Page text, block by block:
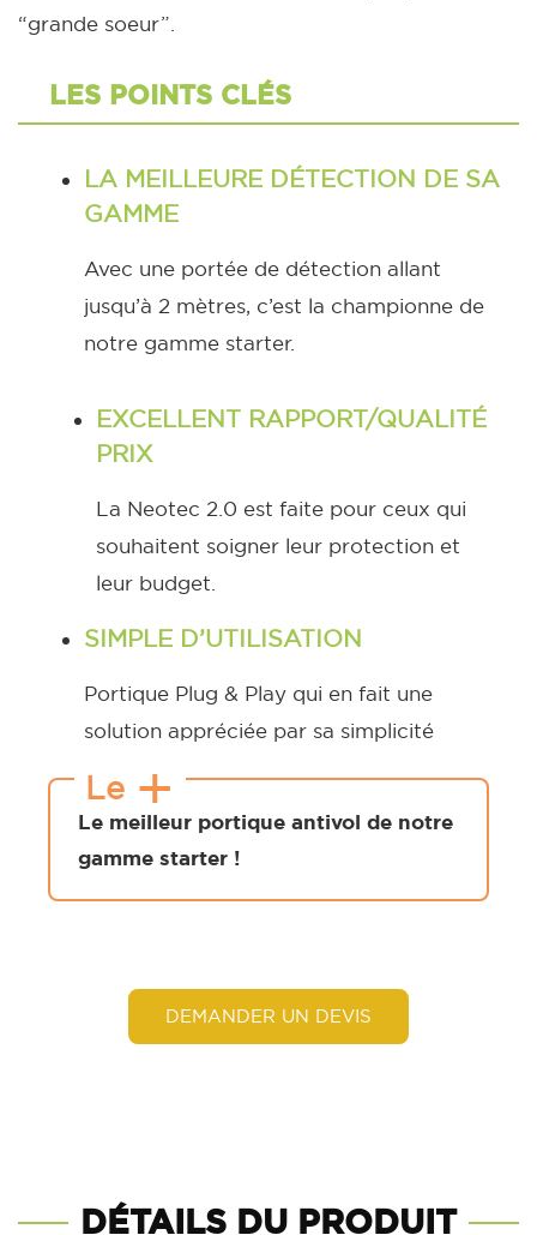
“grande soeur”.
LES POINTS CLÉS
LA MEILLEURE DÉTECTION DE SA
GAMME
Avec une portée de détection allant
jusqu’à 2 mètres, c’est la championne de
notre gamme starter.
EXCELLENT RAPPORT/QUALITÉ
PRIX
La Neotec 2.0 est faite pour ceux qui
souhaitent soigner leur protection et
leur budget.
SIMPLE D’UTILISATION
Portique Plug & Play qui en fait une
solution appréciée par sa simplicité
Le +
Le meilleur portique antivol de notre
gamme starter !
DEMANDER UN DEVIS
DÉTAILS DU PRODUIT